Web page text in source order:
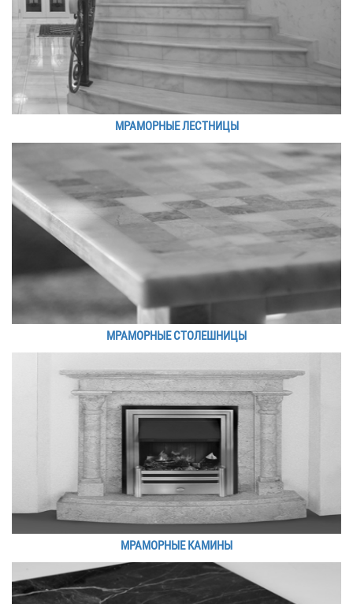
МРАМОРНЫЕ ЛЕСТНИЦЫ
МРАМОРНЫЕ СТОЛЕШНИЦЫ
МРАМОРНЫЕ КАМИНЫ